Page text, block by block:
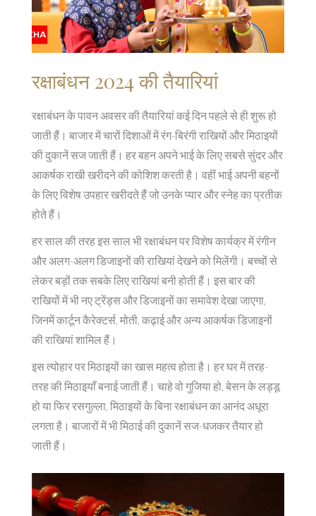
रक्षाबंधन 2024 की तैयारियां
रक्षाबंधन के पावन अवसर की तैयारियां कई दिन पहले से ही शुरू हो
जाती हैं। बाजार में चारों दिशाओं में रंग-बिरंगी राखियों और मिठाइयों
की दुकानें सज जाती हैं। हर बहन अपने भाई के लिए सबसे सुंदर और
आकर्षक राखी खरीदने की कोशिश करती है। वहीं भाई अपनी बहनों
के लिए विशेष उपहार खरीदते हैं जो उनके प्यार और स्नेह का प्रतीक
होते हैं।
हर साल की तरह इस साल भी रक्षाबंधन पर विशेष कार्यक्र में रंगीन
और अलग-अलग डिजाइनों की राखियां देखने को मिलेंगी। बच्चों से
लेकर बड़ों तक सबके लिए राखियां बनी होती हैं। इस बार की
राखियों में भी नए ट्रेंड्स और डिजाइनों का समावेश देखा जाएगा,
जिनमें कार्टून कैरेक्टर्स, मोती, कढ़ाई और अन्य आकर्षक डिजाइनों
की राखियां शामिल हैं।
इस त्योहार पर मिठाइयों का खास महत्व होता है। हर घर में तरह-
तरह की मिठाइयाँ बनाई जाती हैं। चाहे वो गुजिया हो, बेसन के लड्डू
हो या फिर रसगुल्ला, मिठाइयों के बिना रक्षाबंधन का आनंद अधूरा
लगता है। बाजारों में भी मिठाई की दुकानें सज-धजकर तैयार हो
जाती हैं।